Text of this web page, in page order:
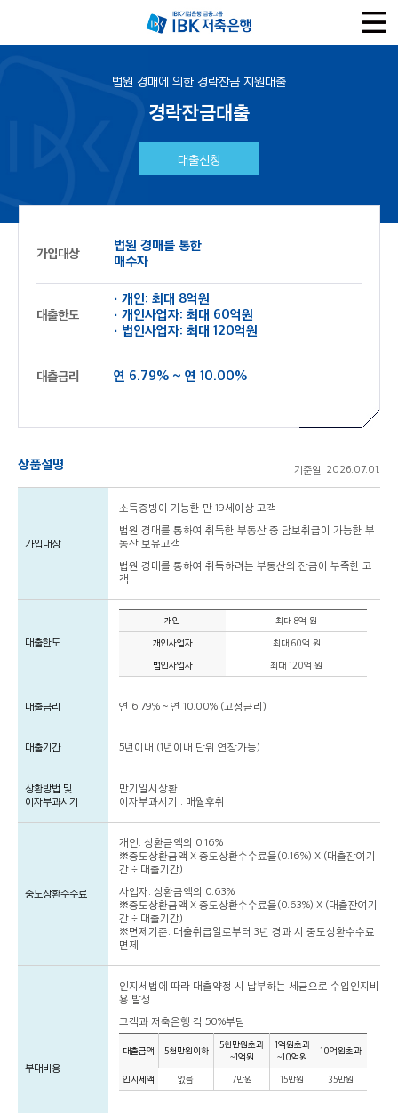
법원 경매에 의한 경락잔금 지원대출
경락잔금대출
대출신청
가입대상
법원 경매를 통한
매수자
대출한도
· 개인: 최대 8억원
· 개인사업자: 최대 60억원
· 법인사업자: 최대 120억원
대출금리 연 6.79% ~ 연 10.00%
상품설명 기준일: 2026.07.01.
가입대상
소득증빙이 가능한 만 19세이상 고객
법원 경매를 통하여 취득한 부동산 중 담보취급이 가능한 부
동산 보유고객
법원 경매를 통하여 취득하려는 부동산의 잔금이 부족한 고
객
대출한도
개인
최대 8억 원
개인사업자
최대 60억 원
법인사업자
최대 120억 원
대출금리 연 6.79% ~ 연 10.00% (고정금리)
대출기간 5년이내 (1년이내 단위 연장가능)
상환방법 및
이자부과시기
만기일시상환
이자부과시기 : 매월후취
중도상환수수료
개인: 상환금액의 0.16%
※중도상환금액 X 중도상환수수료율(0.16%) X (대출잔여기
간 ÷ 대출기간)
사업자: 상환금액의 0.63%
※중도상환금액 X 중도상환수수료율(0.63%) X (대출잔여기
간 ÷ 대출기간)
※면제기준: 대출취급일로부터 3년 경과 시 중도상환수수료
면제
부대비용
인지세법에 따라 대출약정 시 납부하는 세금으로 수입인지비
용 발생
고객과 저축은행 각 50%부담
대출금액 5천만원이하
5천만원초과
~1억원
1억원초과
~10억원
10억원초과
인지세액 없음 7만원 15만원 35만원